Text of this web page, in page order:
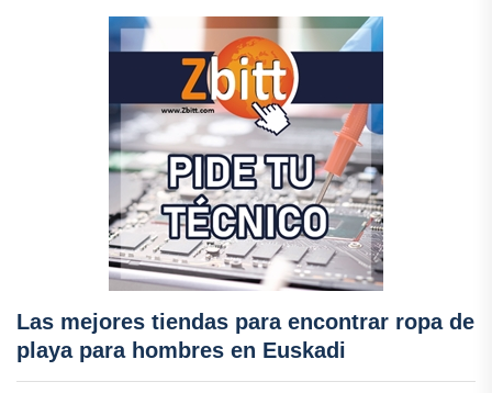
Las mejores tiendas para encontrar ropa de
playa para hombres en Euskadi